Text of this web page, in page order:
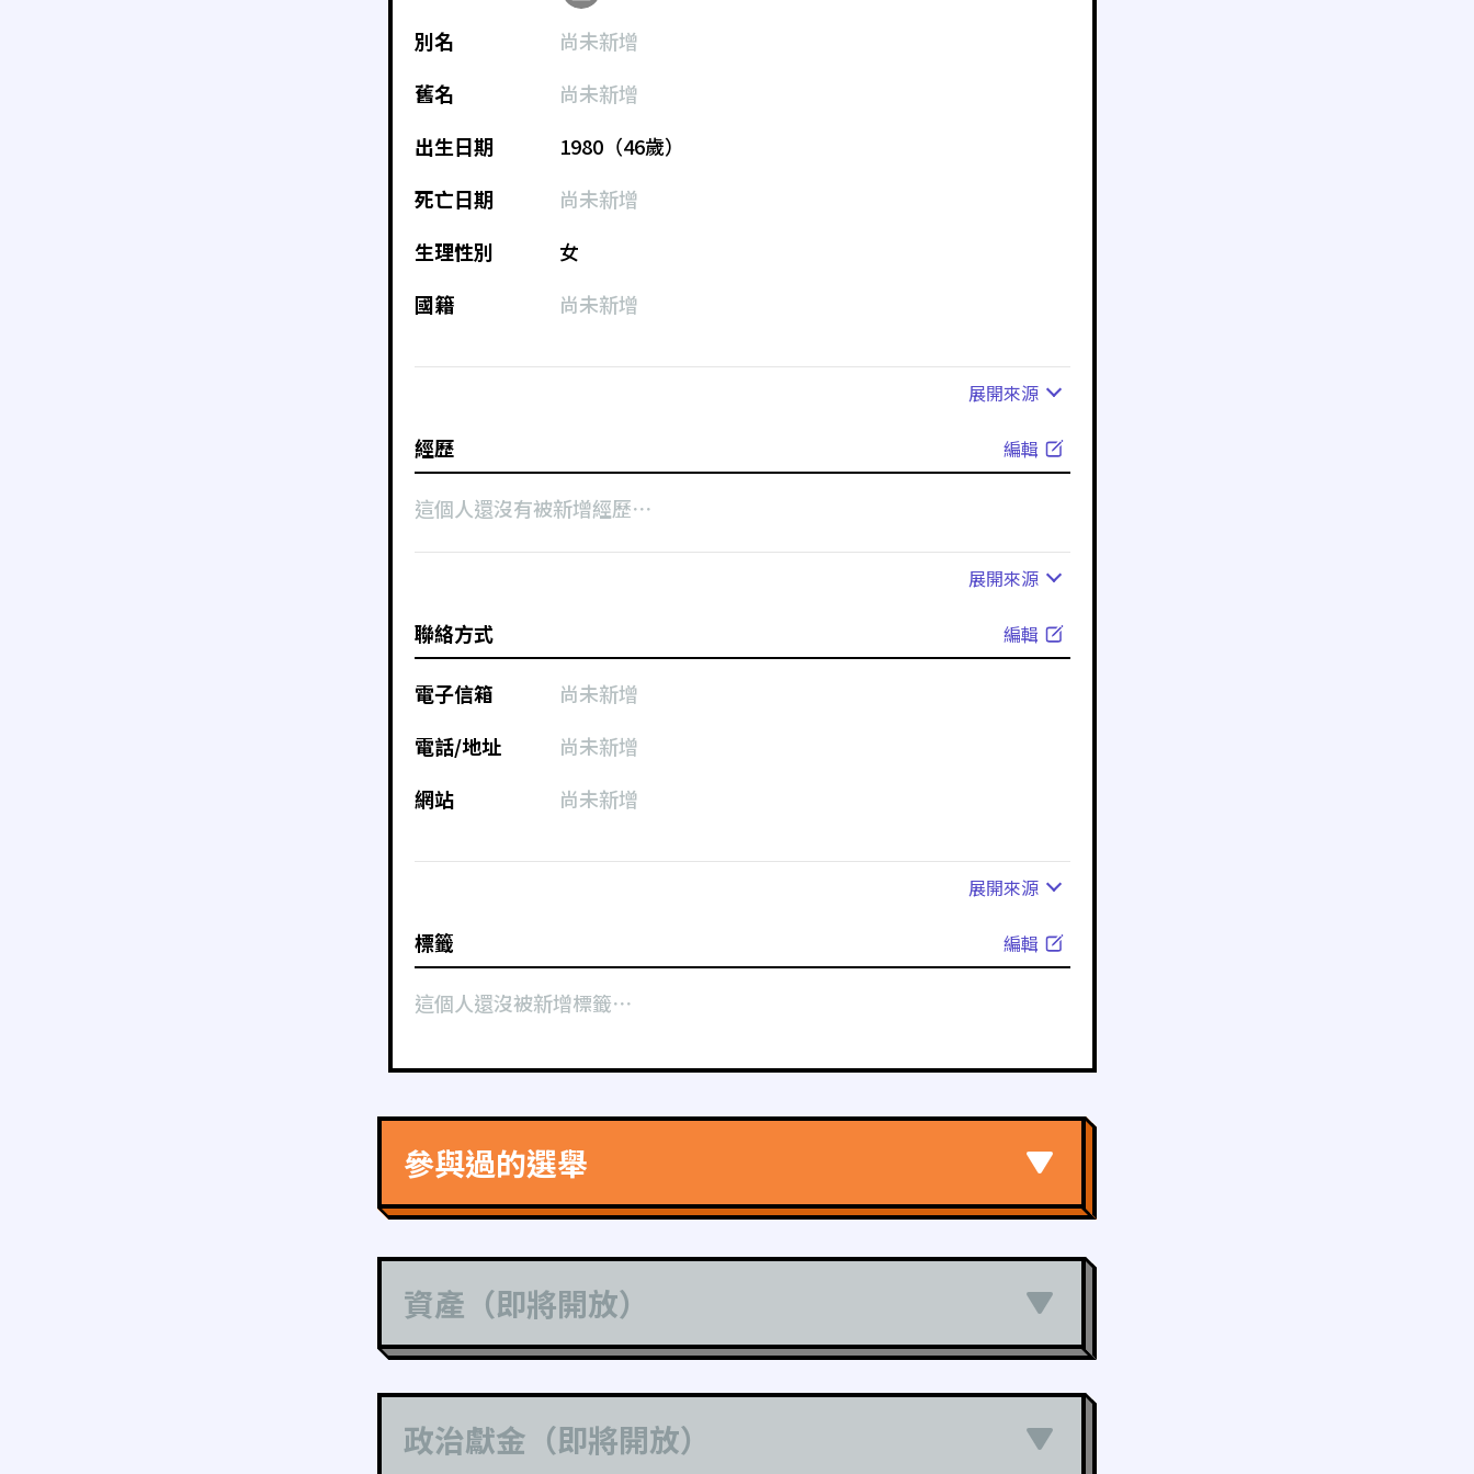
別名
尚未新增
舊名
尚未新增
出生日期
1980（46歲）
死亡日期
尚未新增
生理性別
女
國籍
尚未新增
展開來源
經歷 編輯
這個人還沒有被新增經歷⋯
展開來源
聯絡方式 編輯
電子信箱
尚未新增
電話/地址
尚未新增
網站
尚未新增
展開來源
標籤 編輯
這個人還沒被新增標籤⋯
參與過的選舉
資產（即將開放）
政治獻金（即將開放）